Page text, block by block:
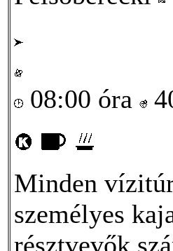
08:00 óra
Minden
személyes
résztvevők